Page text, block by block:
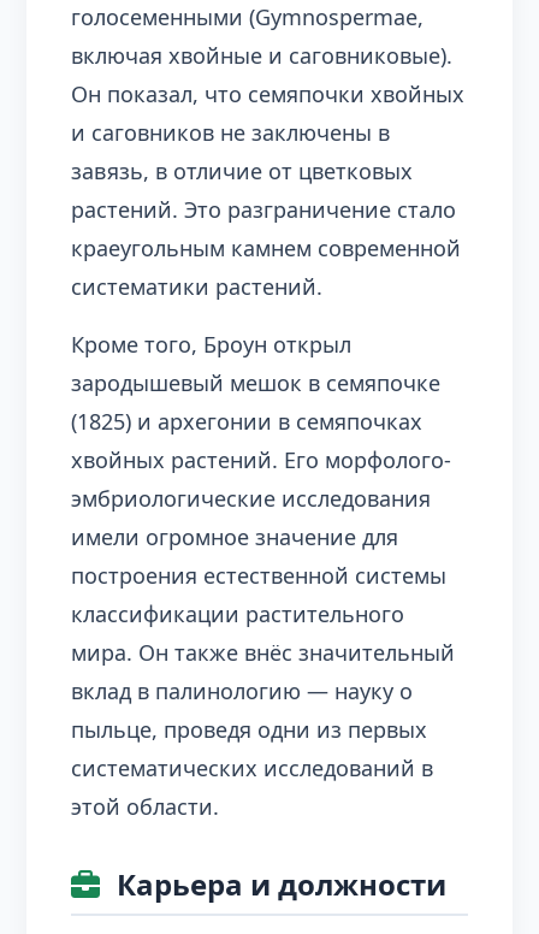
голосеменными (Gymnospermae,
включая хвойные и саговниковые).
Он показал, что семяпочки хвойных
и саговников не заключены в
завязь, в отличие от цветковых
растений. Это разграничение стало
краеугольным камнем современной
систематики растений.
Кроме того, Броун открыл
зародышевый мешок в семяпочке
(1825) и архегонии в семяпочках
хвойных растений. Его морфолого-
эмбриологические исследования
имели огромное значение для
построения естественной системы
классификации растительного
мира. Он также внёс значительный
вклад в палинологию — науку о
пыльце, проведя одни из первых
систематических исследований в
этой области.
Карьера и должности